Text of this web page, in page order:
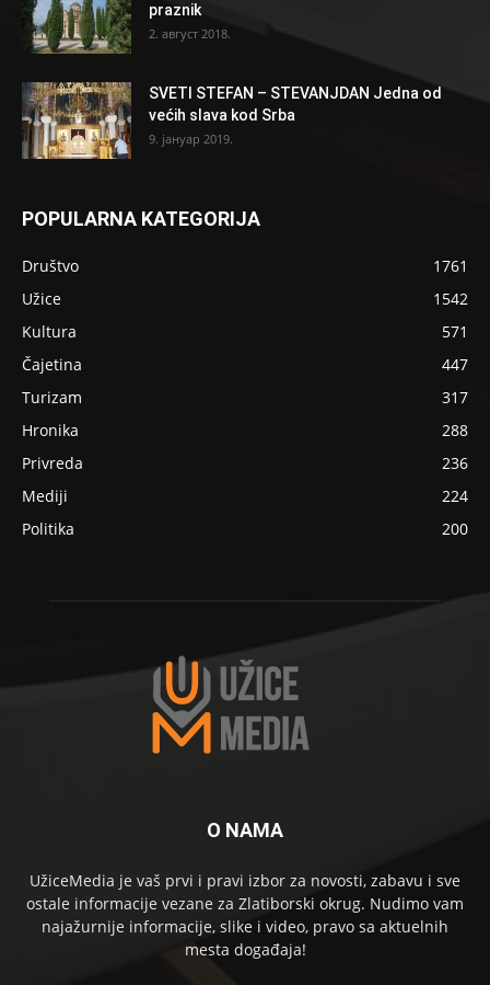
praznik
2. август 2018.
SVETI STEFAN – STEVANJDAN Jedna od
većih slava kod Srba
9. јануар 2019.
POPULARNA KATEGORIJA
Društvo
1761
Užice
1542
Kultura
571
Čajetina
447
Turizam
317
Hronika
288
Privreda
236
Mediji
224
Politika
200
O NAMA
UžiceMedia je vaš prvi i pravi izbor za novosti, zabavu i sve
ostale informacije vezane za Zlatiborski okrug. Nudimo vam
najažurnije informacije, slike i video, pravo sa aktuelnih
mesta događaja!